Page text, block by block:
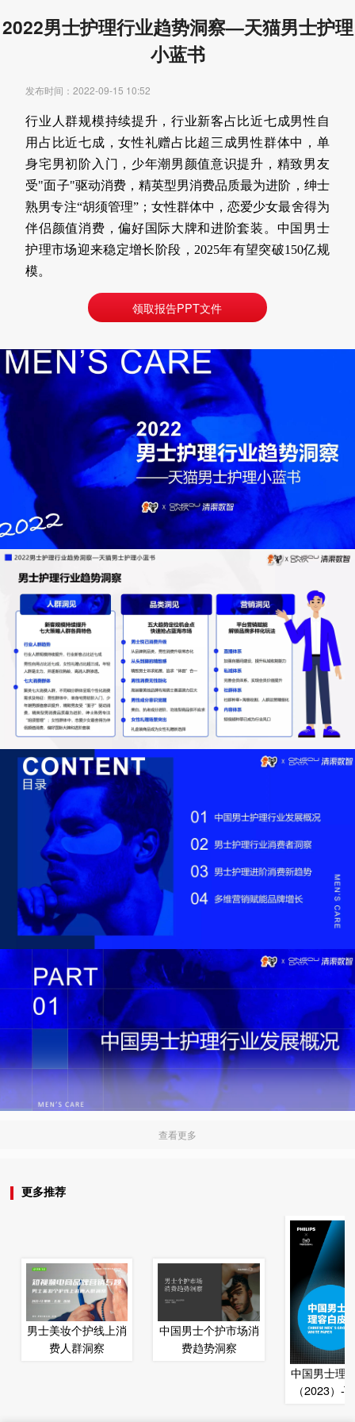
2022男士护理行业趋势洞察—天猫男士护理
小蓝书
发布时间：2022-09-15 10:52
行业人群规模持续提升，行业新客占比近七成男性自
用占比近七成，女性礼赠占比超三成男性群体中，单
身宅男初阶入门，少年潮男颜值意识提升，精致男友
受"面子"驱动消费，精英型男消费品质最为进阶，绅士
熟男专注“胡须管理”；女性群体中，恋爱少女最舍得为
伴侣颜值消费，偏好国际大牌和进阶套装。中国男士
护理市场迎来稳定增长阶段，2025年有望突破150亿规
模。
领取报告PPT文件
查看更多
更多推荐
男士美妆个护线上消
费人群洞察
中国男士个护市场消
费趋势洞察
中国男士理
（2023）-